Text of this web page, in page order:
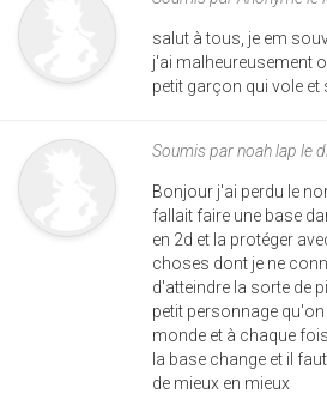
salut à tous, je em
j'ai malheureusement
petit garçon qui vole et
Soumis parnoah lap le
Bonjour j'ai perdu le
fallait faire une base
en 2d et la protéger
choses dont je ne
d'atteindre la sorte de
petit personnage
monde et à chaque
la base change et il
de mieux en mieux